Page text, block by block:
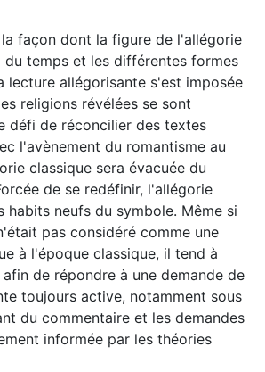
façon dont la figure de l'allégorie
temps et les différentes formes
lecture allégorisante s'est imposée
religions révélées se sont
défi de réconcilier des textes
l'avènement du romantisme au
classique sera évacuée du
de se redéfinir, l'allégorie
habits neufs du symbole. Même si
pas considéré comme une
à l'époque classique, il tend à
de répondre à une demande de
toujours active, notamment sous
du commentaire et les demandes
informée par les théories